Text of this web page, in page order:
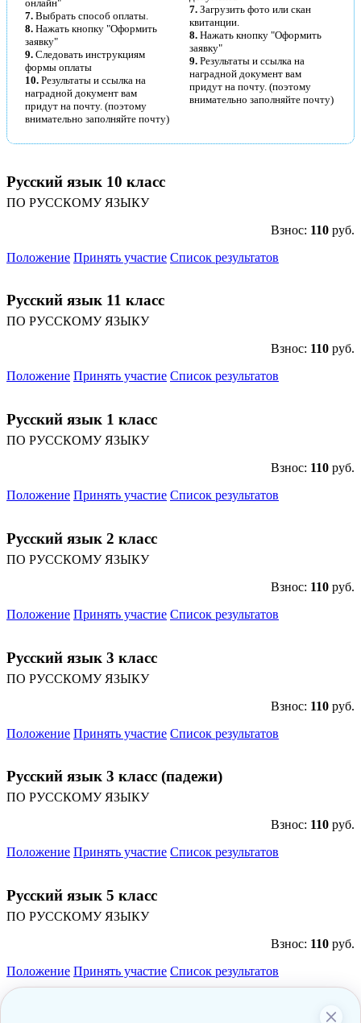
онлайн"
7. Выбрать способ оплаты.
8. Нажать кнопку "Оформить
заявку"
9. Следовать инструкциям
формы оплаты
10. Результаты и ссылка на
наградной документ вам
придут на почту. (поэтому
внимательно заполняйте почту)
7. Загрузить фото или скан
квитанции.
8. Нажать кнопку "Оформить
заявку"
9. Результаты и ссылка на
наградной документ вам
придут на почту. (поэтому
внимательно заполняйте почту)
Русский язык 10 класс
ПО РУССКОМУ ЯЗЫКУ
Взнос: 110 руб.
Положение Принять участие Список результатов
Русский язык 11 класс
ПО РУССКОМУ ЯЗЫКУ
Взнос: 110 руб.
Положение Принять участие Список результатов
Русский язык 1 класс
ПО РУССКОМУ ЯЗЫКУ
Взнос: 110 руб.
Положение Принять участие Список результатов
Русский язык 2 класс
ПО РУССКОМУ ЯЗЫКУ
Взнос: 110 руб.
Положение Принять участие Список результатов
Русский язык 3 класс
ПО РУССКОМУ ЯЗЫКУ
Взнос: 110 руб.
Положение Принять участие Список результатов
Русский язык 3 класс (падежи)
ПО РУССКОМУ ЯЗЫКУ
Взнос: 110 руб.
Положение Принять участие Список результатов
Русский язык 5 класс
ПО РУССКОМУ ЯЗЫКУ
Взнос: 110 руб.
Положение Принять участие Список результатов